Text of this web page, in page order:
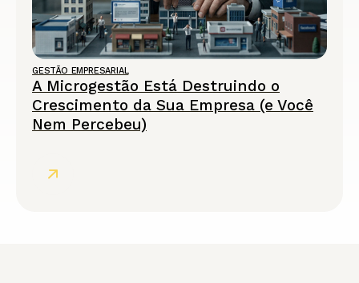
GESTÃO EMPRESARIAL
A Microgestão Está Destruindo o
Crescimento da Sua Empresa (e Você
Nem Percebeu)